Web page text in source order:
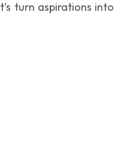
turn aspirations into